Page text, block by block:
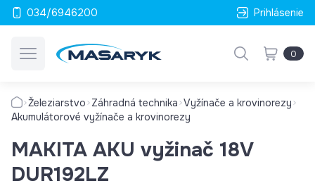
034/6946200 Prihlásenie
0
Železiarstvo Záhradná technika Vyžínače a krovinorezy
Akumulátorové vyžínače a krovinorezy
MAKITA AKU vyžinač 18V
DUR192LZ